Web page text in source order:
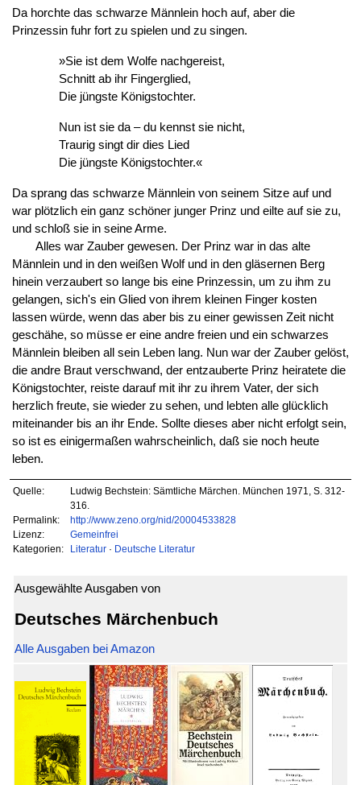
Da horchte das schwarze Männlein hoch auf, aber die
Prinzessin fuhr fort zu spielen und zu singen.
»Sie ist dem Wolfe nachgereist,
Schnitt ab ihr Fingerglied,
Die jüngste Königstochter.
Nun ist sie da – du kennst sie nicht,
Traurig singt dir dies Lied
Die jüngste Königstochter.«
Da sprang das schwarze Männlein von seinem Sitze auf und
war plötzlich ein ganz schöner junger Prinz und eilte auf sie zu,
und schloß sie in seine Arme.
Alles war Zauber gewesen. Der Prinz war in das alte
Männlein und in den weißen Wolf und in den gläsernen Berg
hinein verzaubert so lange bis eine Prinzessin, um zu ihm zu
gelangen, sich's ein Glied von ihrem kleinen Finger kosten
lassen würde, wenn das aber bis zu einer gewissen Zeit nicht
geschähe, so müsse er eine andre freien und ein schwarzes
Männlein bleiben all sein Leben lang. Nun war der Zauber gelöst,
die andre Braut verschwand, der entzauberte Prinz heiratete die
Königstochter, reiste darauf mit ihr zu ihrem Vater, der sich
herzlich freute, sie wieder zu sehen, und lebten alle glücklich
miteinander bis an ihr Ende. Sollte dieses aber nicht erfolgt sein,
so ist es einigermaßen wahrscheinlich, daß sie noch heute
leben.
Quelle:
Ludwig Bechstein: Sämtliche Märchen. München 1971, S. 312-
316.
Permalink:
http://www.zeno.org/nid/20004533828
Lizenz:
Gemeinfrei
Kategorien:
Literatur· Deutsche Literatur
Ausgewählte Ausgaben von
Deutsches Märchenbuch
Alle Ausgaben bei Amazon